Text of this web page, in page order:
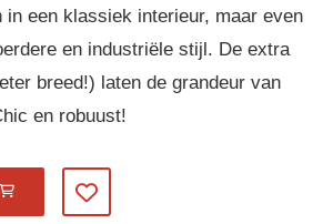
in een klassiek interieur, maar even
en industriële stijl. De extra
breed!) laten de grandeur van
en robuust!
Voeg toe aan favorieten